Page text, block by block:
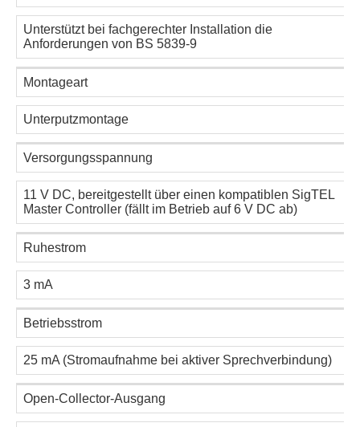
Unterstützt bei fachgerechter Installation die
Anforderungen von BS 5839-9
Montageart
Unterputzmontage
Versorgungsspannung
11 V DC, bereitgestellt über einen kompatiblen SigTEL
Master Controller (fällt im Betrieb auf 6 V DC ab)
Ruhestrom
3 mA
Betriebsstrom
25 mA (Stromaufnahme bei aktiver Sprechverbindung)
Open-Collector-Ausgang